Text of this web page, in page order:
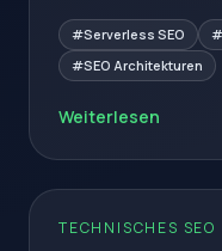
#Serverless SEO
#SEO Architekturen
Weiterlesen
TECHNISCHES SEO